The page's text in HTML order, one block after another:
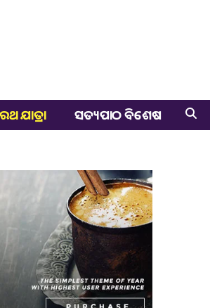
ରଥ ଯାତ୍ରା ସତ୍ୟପାଠ ବିଶେଷ